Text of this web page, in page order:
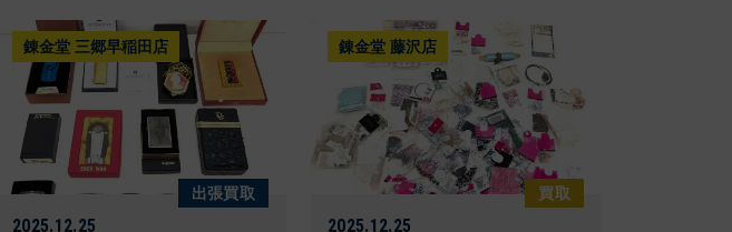
錬金堂 三郷早稲田店
出張買取
2025.12.25
錬金堂 藤沢店
買取
2025.12.25